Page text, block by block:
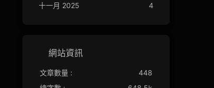
十一月 2025
4
網站資訊
文章數量 :
448